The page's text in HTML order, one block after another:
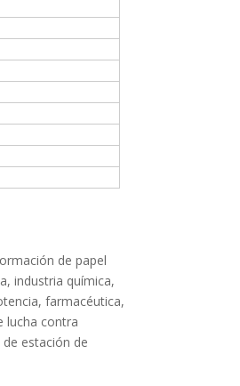
de papel
industria química,
farmacéutica,
lucha contra
estación de